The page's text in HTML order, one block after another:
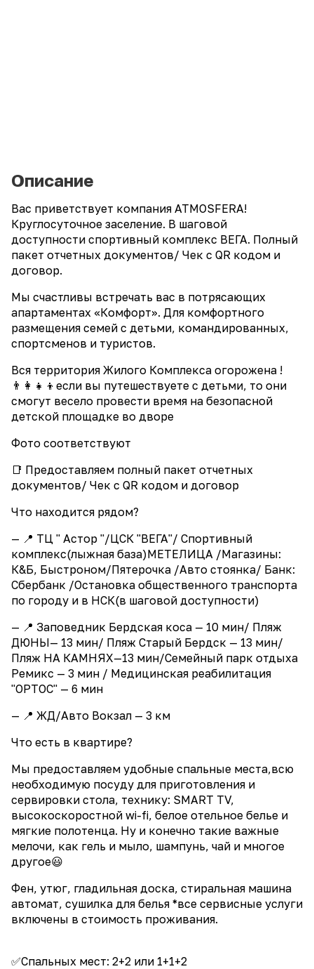
Описание
Bаc пpивeтствует компания АТМOSFЕRA!
Круглосуточное заселение. В шаговой
доступности спортивный комплекс ВЕГА. Полный
пакет отчетных документов/ Чек с QR кодом и
договор.
Мы счастливы встречать вас в потрясающих
апартаментах «Комфорт». Для комфортного
размещения семей с детьми, командированных,
спортсменов и туристов.
Вся территория Жилого Комплекса огорожена !
👨‍👩‍👧‍👦если вы путешествуете с детьми, то они
смогут весело провести время на безопасной
детской площадке во дворе
Фото соответствуют
📑 Предоставляем полный пакет отчетных
документов/ Чек с QR кодом и договор
Что находится рядом?
— 📍 ТЦ " Астор "/ЦСК "ВЕГА"/ Спортивный
комплекс(лыжная база)МЕТЕЛИЦА /Магазины:
К&Б, Быстроном/Пятерочка /Авто стоянка/ Банк:
Сбербанк /Остановка общественного транспорта
по городу и в НСК(в шаговой доступности)
— 📍 Заповедник Бердская коса — 10 мин/ Пляж
ДЮНЫ— 13 мин/ Пляж Старый Бердск — 13 мин/
Пляж НА КАМНЯХ—13 мин/Cемейный парк отдыха
Ремикс — 3 мин / Медицинская реабилитация
"ОРТОС" — 6 мин
— 📍 ЖД/Авто Вокзал — 3 км
Что есть в квартире?
Мы предоставляем удобные спальные места,всю
необходимую посуду для приготовления и
сервировки стола, технику: SMART ТV,
высокоскоростной wi-fi, белое отельное белье и
мягкие полотенца. Ну и конечно такие важные
мелочи, как гель и мыло, шампунь, чай и многое
другое😃
Фен, утюг, гладильная доска, стиральная машина
автомат, сушилка для белья *все сервисные услуги
включены в стоимость проживания.
✅Спальных мест: 2+2 или 1+1+2